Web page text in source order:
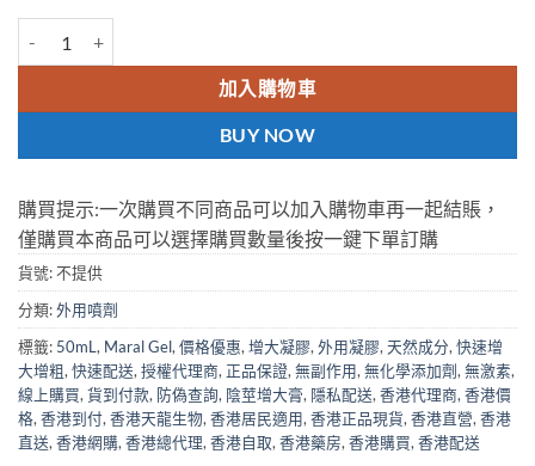
加入購物車
BUY NOW
購買提示:一次購買不同商品可以加入購物車再一起結賬，
僅購買本商品可以選擇購買數量後按一鍵下單訂購
貨號:不提供
分類:外用噴劑
標籤: 50mL , Maral Gel, 價格優惠, 增大凝膠, 外用凝膠, 天然成分, 快速增
大增粗, 快速配送, 授權代理商, 正品保證, 無副作用, 無化學添加劑, 無激素,
線上購買, 貨到付款, 防偽查詢, 陰莖增大膏, 隱私配送, 香港代理商, 香港價
格, 香港到付, 香港天龍生物, 香港居民適用, 香港正品現貨, 香港直營, 香港
直送, 香港網購, 香港總代理, 香港自取, 香港藥房, 香港購買, 香港配送